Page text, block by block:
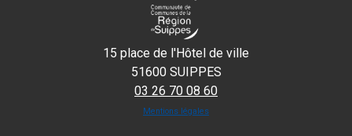
15 place de l'Hôtel de ville
51600 SUIPPES
03 26 70 08 60
Mentions légales